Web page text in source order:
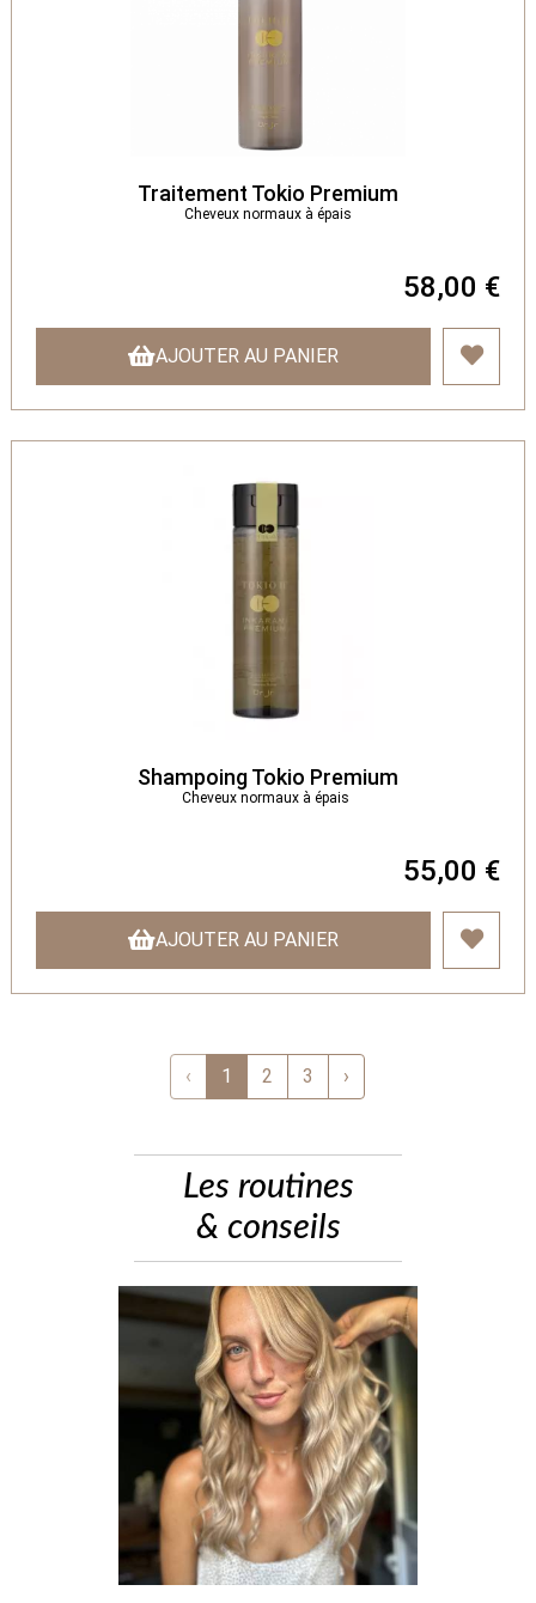
Traitement Tokio Premium
Cheveux normaux à épais
58,00 €
AJOUTER AU PANIER
Shampoing Tokio Premium
Cheveux normaux à épais
55,00 €
AJOUTER AU PANIER
‹ 1 2 3 ›
Les routines
& conseils